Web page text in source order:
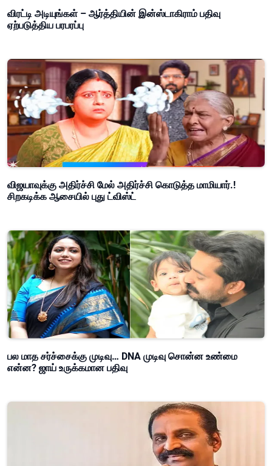
விரட்டி அடியுங்கள் – ஆர்த்தியின் இன்ஸ்டாகிராம் பதிவு
ஏற்படுத்திய பரபரப்பு
விஜயாவுக்கு அதிர்ச்சி மேல் அதிர்ச்சி கொடுத்த மாமியார்.!
சிறகடிக்க ஆசையில் புது ட்விஸ்ட்
பல மாத சர்ச்சைக்கு முடிவு… DNA முடிவு சொன்ன உண்மை
என்ன? ஜாய் உருக்கமான பதிவு